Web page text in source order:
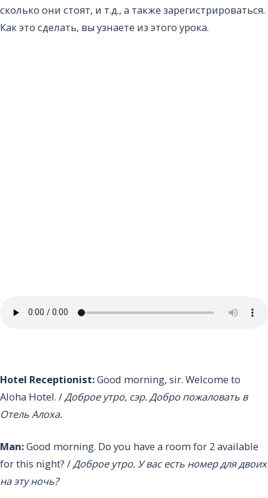
сколько они стоят, и т.д., а также зарегистрироваться.
Как это сделать, вы узнаете из этого урока.
Hotel Receptionist:Good morning, sir. Welcome to
Aloha Hotel. /Доброе утро, сэр. Добро пожаловать в
Отель Алоха.
Man:Good morning. Do you have a room for 2 available
for this night? /Доброе утро. У вас есть номер для двоих
на эту ночь?